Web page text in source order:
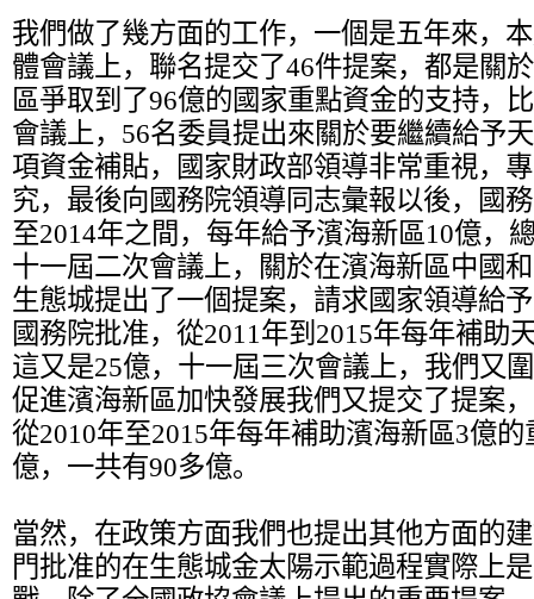
我們做了幾方面的工作，一個是五年來，
體會議上，聯名提交了46件提案，都是關
區爭取到了96億的國家重點資金的支持，
會議上，56名委員提出來關於要繼續給予
項資金補貼，國家財政部領導非常重視，
究，最後向國務院領導同志彙報以後，國
至2014年之間，每年給予濱海新區10億，
十一屆二次會議上，關於在濱海新區中國
生態城提出了一個提案，請求國家領導給
國務院批准，從2011年到2015年每年補助
這又是25億，十一屆三次會議上，我們又
促進濱海新區加快發展我們又提交了提案
從2010年至2015年每年補助濱海新區3億
億，一共有90多億。
當然，在政策方面我們也提出其他方面的
門批准的在生態城金太陽示範過程實際上